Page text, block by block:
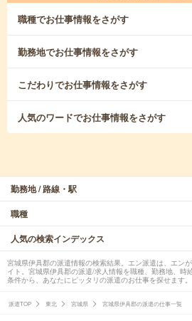
職種でお仕事情報をさがす
勤務地でお仕事情報をさがす
こだわりでお仕事情報をさがす
人気のワードでお仕事情報をさがす
勤務地 / 路線・駅
職種
人気の検索インデックス
宮城県伊具郡の派遣情報の検索結果。エン派遣は、エン
イト。宮城県伊具郡の派遣/求人情報を職種、勤務地、時
条件から、あなたにピッタリの派遣のお仕事を探せます。
派遣TOP 東北 宮城県 宮城県伊具郡の派遣の仕事一覧